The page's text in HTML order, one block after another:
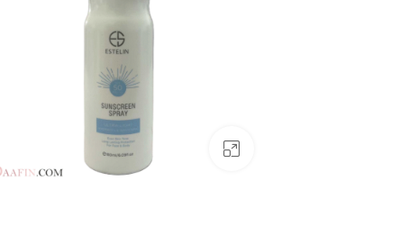
بزرگنمایی تصویر